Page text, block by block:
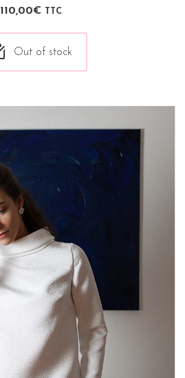
110,00€ TTC
Out of stock